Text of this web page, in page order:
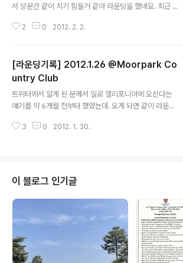
서 당분간 같이 치기 힘들거 같아 라운딩을 했네요. 최근 그
골프 치는게 너무 재밌다고 합니다. 그래서인지 라운딩에
e : Middle 6158 야드파 72 : 전반 +1, 후반 +4, +5로
77타버디 1, 파 11, 보기 6 기록페어웨이 적중 : 4 / 14그린
적중 : 10 / 18퍼팅 수 : 33스크램블링 : 41번홀 드라이버
가 좋지 않아서 왼쪽으로 훅이 났는데, GIR은 별 문제 없이
했는데 첫번째 퍼팅이 많이 길었지만 펏을 잘 마무리 해서
파로 잘 시작4번홀에서 내리막이..
2 0 2012. 2. 2.
[라운딩기록] 2012.1.26 @Moorpark Co
untry Club
트위터에서 알게 된 분께서 일로 캘리포니아에 오신다는
얘기를 약 6개월 전부터 했었는데. 오게 되면 같이 라운딩
로 하게 되었네요. 그 분께서는 지금까지 가장 많이 친 라운
소개 및 사진 : 아직 준비 안됨사용 Tee : 1st Blue 6535
야드 / 2nd Blue 6473 야드파 72 : 1st 전반 +4, 후반
+3, +7로 79타 / 2nd 전반 -1, 후반 +3, +2로 72타1st
버디 3, 파 7, 보기 6, 더블보기 2 / 2nd 버디 2, 파 13, 보
기 2, 더블..
3 0 2012. 1. 30.
이 블로그 인기글